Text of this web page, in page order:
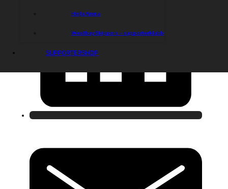
Hejla Arena
Westbay Skippers – supporterklubb
SUPPORTERSHOP